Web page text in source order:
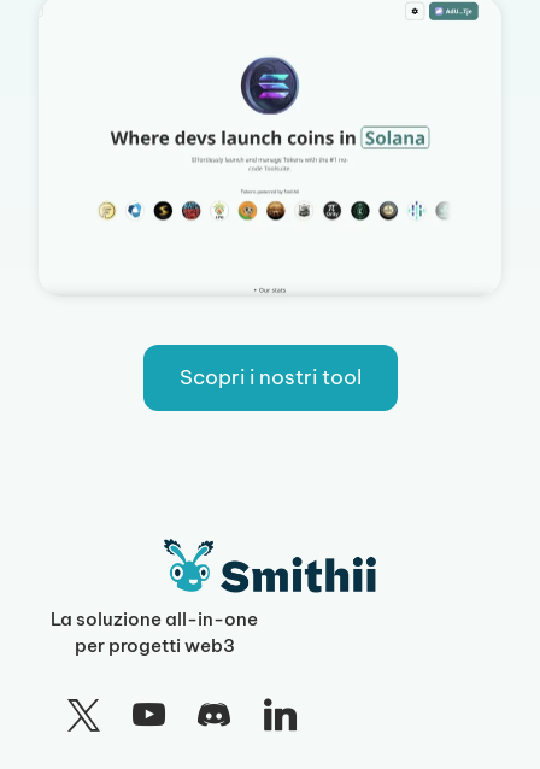
Scopri i nostri tool
La soluzione all-in-one
per progetti web3